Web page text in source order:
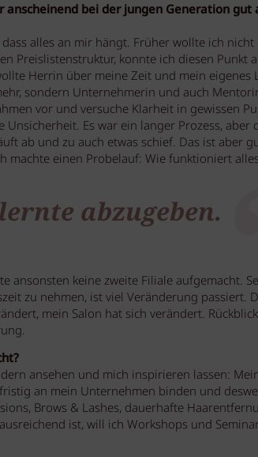
bei der jungen Generation gut
alles an mir hängt. Früher wollte ich nicht
Preislistenstruktur, konnte ich diesen Punkt
Herrin über meine Zeit und mein eigenes
sondern Unternehmerin und auch
vor und versuche Klarheit in gewissen
Es war ein langer Prozess, aber
ab und zu auch etwas schief. Das ist aber
machte einen Probelauf: Wie funktioniert
abzugeben.
ansonsten keine zweite Filiale aufgemacht.
zu nehmen, ist viel Veränderung passiert.
mein Salon hat sich verändert.
ansehen und mich inspirieren lassen:
an mein Unternehmen binden und
Brows & Lashes, dauerhafte
ist, will ich Workshops und